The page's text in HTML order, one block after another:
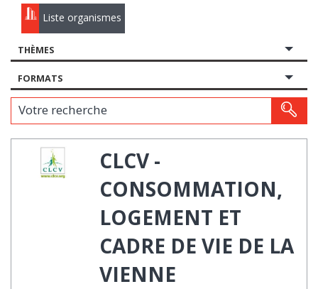
Liste organismes
THÈMES
FORMATS
Votre recherche
CLCV -
CONSOMMATION,
LOGEMENT ET
CADRE DE VIE DE LA
VIENNE